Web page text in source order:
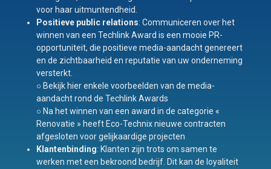
voor haar uitmuntendheid.
Positieve public relations: Communiceren over het
winnen van een Techlink Award is een mooie PR-
opportuniteit, die positieve media-aandacht genereert
en de zichtbaarheid en reputatie van uw onderneming
versterkt.
○ Bekijk hier enkele voorbeelden van de media-
aandacht rond de Techlink Awards
○ Na het winnen van een award in de categorie «
Renovatie » heeft Eco-Technix nieuwe contracten
afgesloten voor gelijkaardige projecten
Klantenbinding: Klanten zijn trots om samen te
werken met een bekroond bedrijf. Dit kan de loyaliteit